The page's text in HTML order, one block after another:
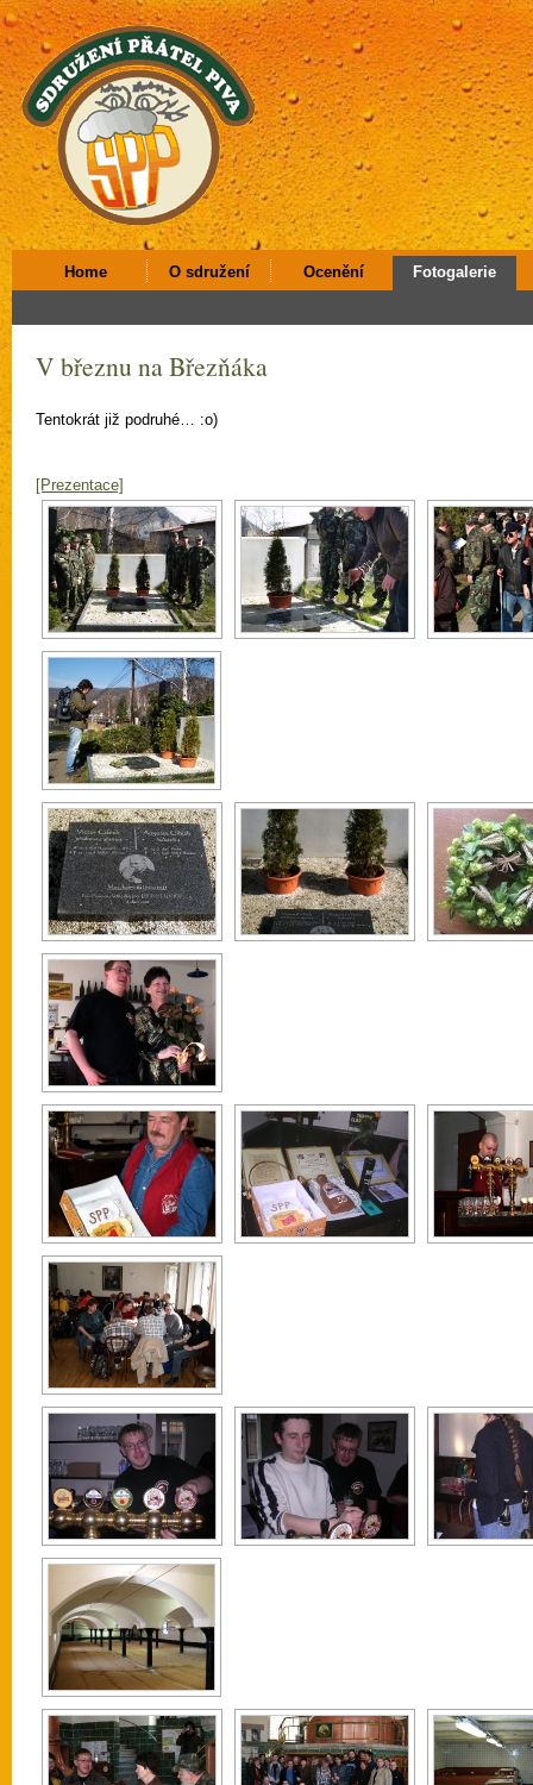
Home O sdružení Ocenění Fotogalerie
V březnu na Březňáka
Tentokrát již podruhé… :o)
[Prezentace]